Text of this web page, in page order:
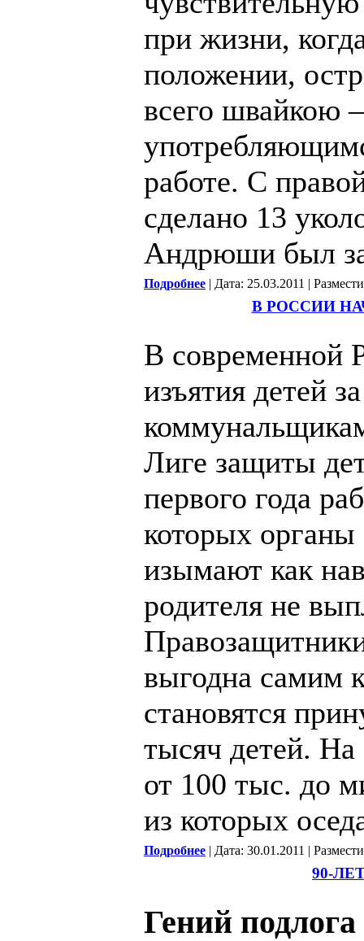
при жизни,
положении,
всего швайкою
работе. С
сделано 13
Андрюши был
Подробнее | Дата: 25.03.2011 |
В РОССИИ
В современной
изъятия детей
Лиге защиты
первого года
которых органы
изымают как
родителя не
выгодна самим
становятся
тысяч детей. На
от 100 тыс. до
из которых
Подробнее | Дата: 30.01.2011 |
90-
Гений